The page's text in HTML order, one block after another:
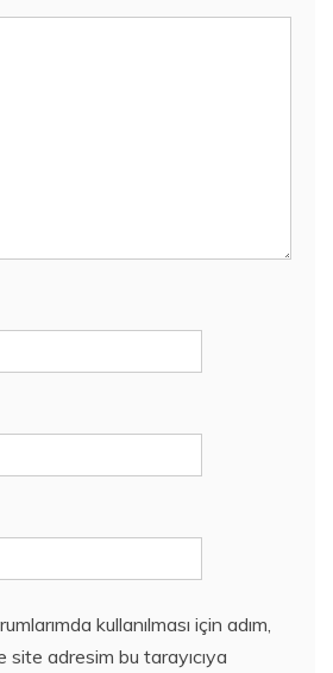
kullanılması için adım,
adresim bu tarayıcıya